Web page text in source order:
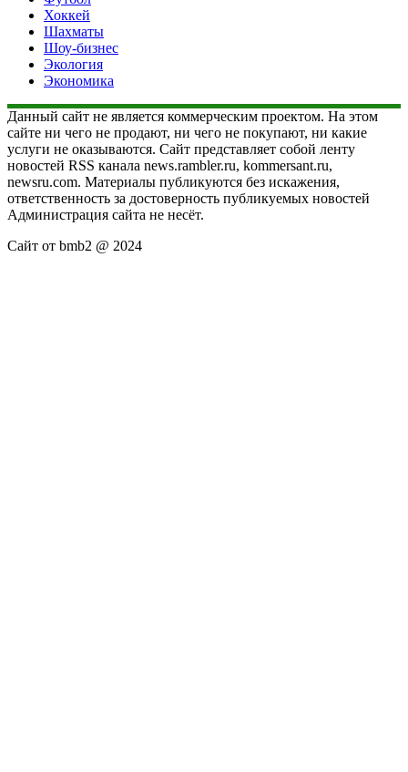
Хоккей
Шахматы
Шоу-бизнес
Экология
Экономика
Данный сайт не является коммерческим проектом. На этом
сайте ни чего не продают, ни чего не покупают, ни какие
услуги не оказываются. Сайт представляет собой ленту
новостей RSS канала news.rambler.ru, kommersant.ru,
newsru.com. Материалы публикуются без искажения,
ответственность за достоверность публикуемых новостей
Администрация сайта не несёт.
Сайт от bmb2 @ 2024